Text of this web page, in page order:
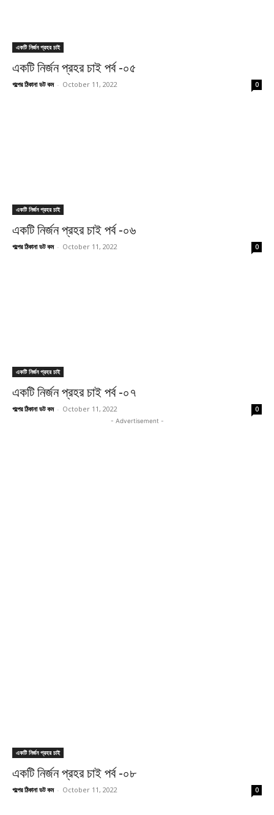
একটি নির্জন প্রহর চাই
একটি নির্জন প্রহর চাই পর্ব -০৫
গল্পের ঠিকানা ডট কম - October 11, 2022 0
একটি নির্জন প্রহর চাই
একটি নির্জন প্রহর চাই পর্ব -০৬
গল্পের ঠিকানা ডট কম - October 11, 2022 0
একটি নির্জন প্রহর চাই
একটি নির্জন প্রহর চাই পর্ব -০৭
গল্পের ঠিকানা ডট কম - October 11, 2022 0
- Advertisement -
একটি নির্জন প্রহর চাই
একটি নির্জন প্রহর চাই পর্ব -০৮
গল্পের ঠিকানা ডট কম - October 11, 2022 0